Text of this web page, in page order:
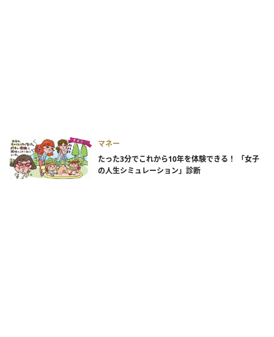
マネー
たった3分でこれから10年を体験できる！ 「女子
の人生シミュレーション」診断